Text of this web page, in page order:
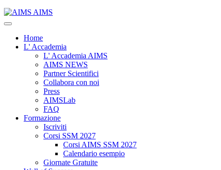
AIMS
Home
L' Accademia
L' Accademia AIMS
AIMS NEWS
Partner Scientifici
Collabora con noi
Press
AIMSLab
FAQ
Formazione
Iscriviti
Corsi SSM 2027
Corsi AIMS SSM 2027
Calendario esempio
Giornate Gratuite